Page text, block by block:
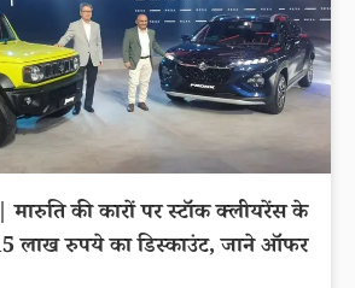
की कारों पर स्टॉक क्लीयरेंस के
लाख रुपये का डिस्काउंट, जाने ऑफर